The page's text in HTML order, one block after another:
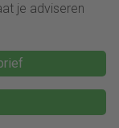
je adviseren